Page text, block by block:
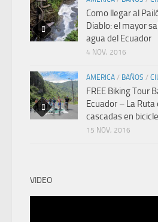
Como llegar al
Diablo: el mayor
agua del Ecuador
4 NOV, 2016
AMERICA / BAÑOS /
FREE Biking Tour
Ecuador – La Ruta
cascadas en
15 NOV, 2016
VIDEO